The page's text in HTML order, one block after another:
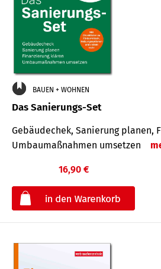
BAUEN + WOHNEN
Das Sanierungs-Set
Gebäudechek, Sanierung planen,
Umbaumaßnahmen umsetzen
16,90 €